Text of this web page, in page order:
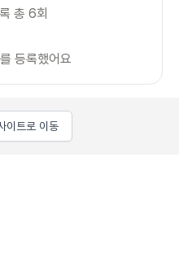
총 6회
등록했어요
이트로 이동